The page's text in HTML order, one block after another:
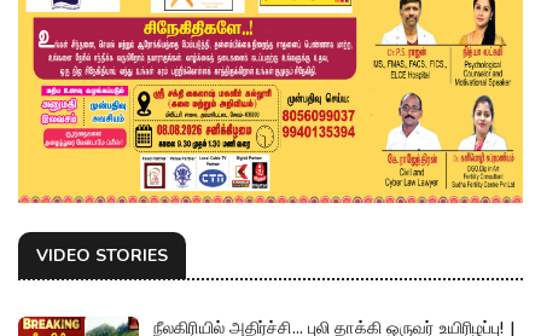
VIDEO STORIES
நீலகிரியில் அதிர்ச்சி... புலி தாக்கி ஒருவர் உயிரிழப்பு! |